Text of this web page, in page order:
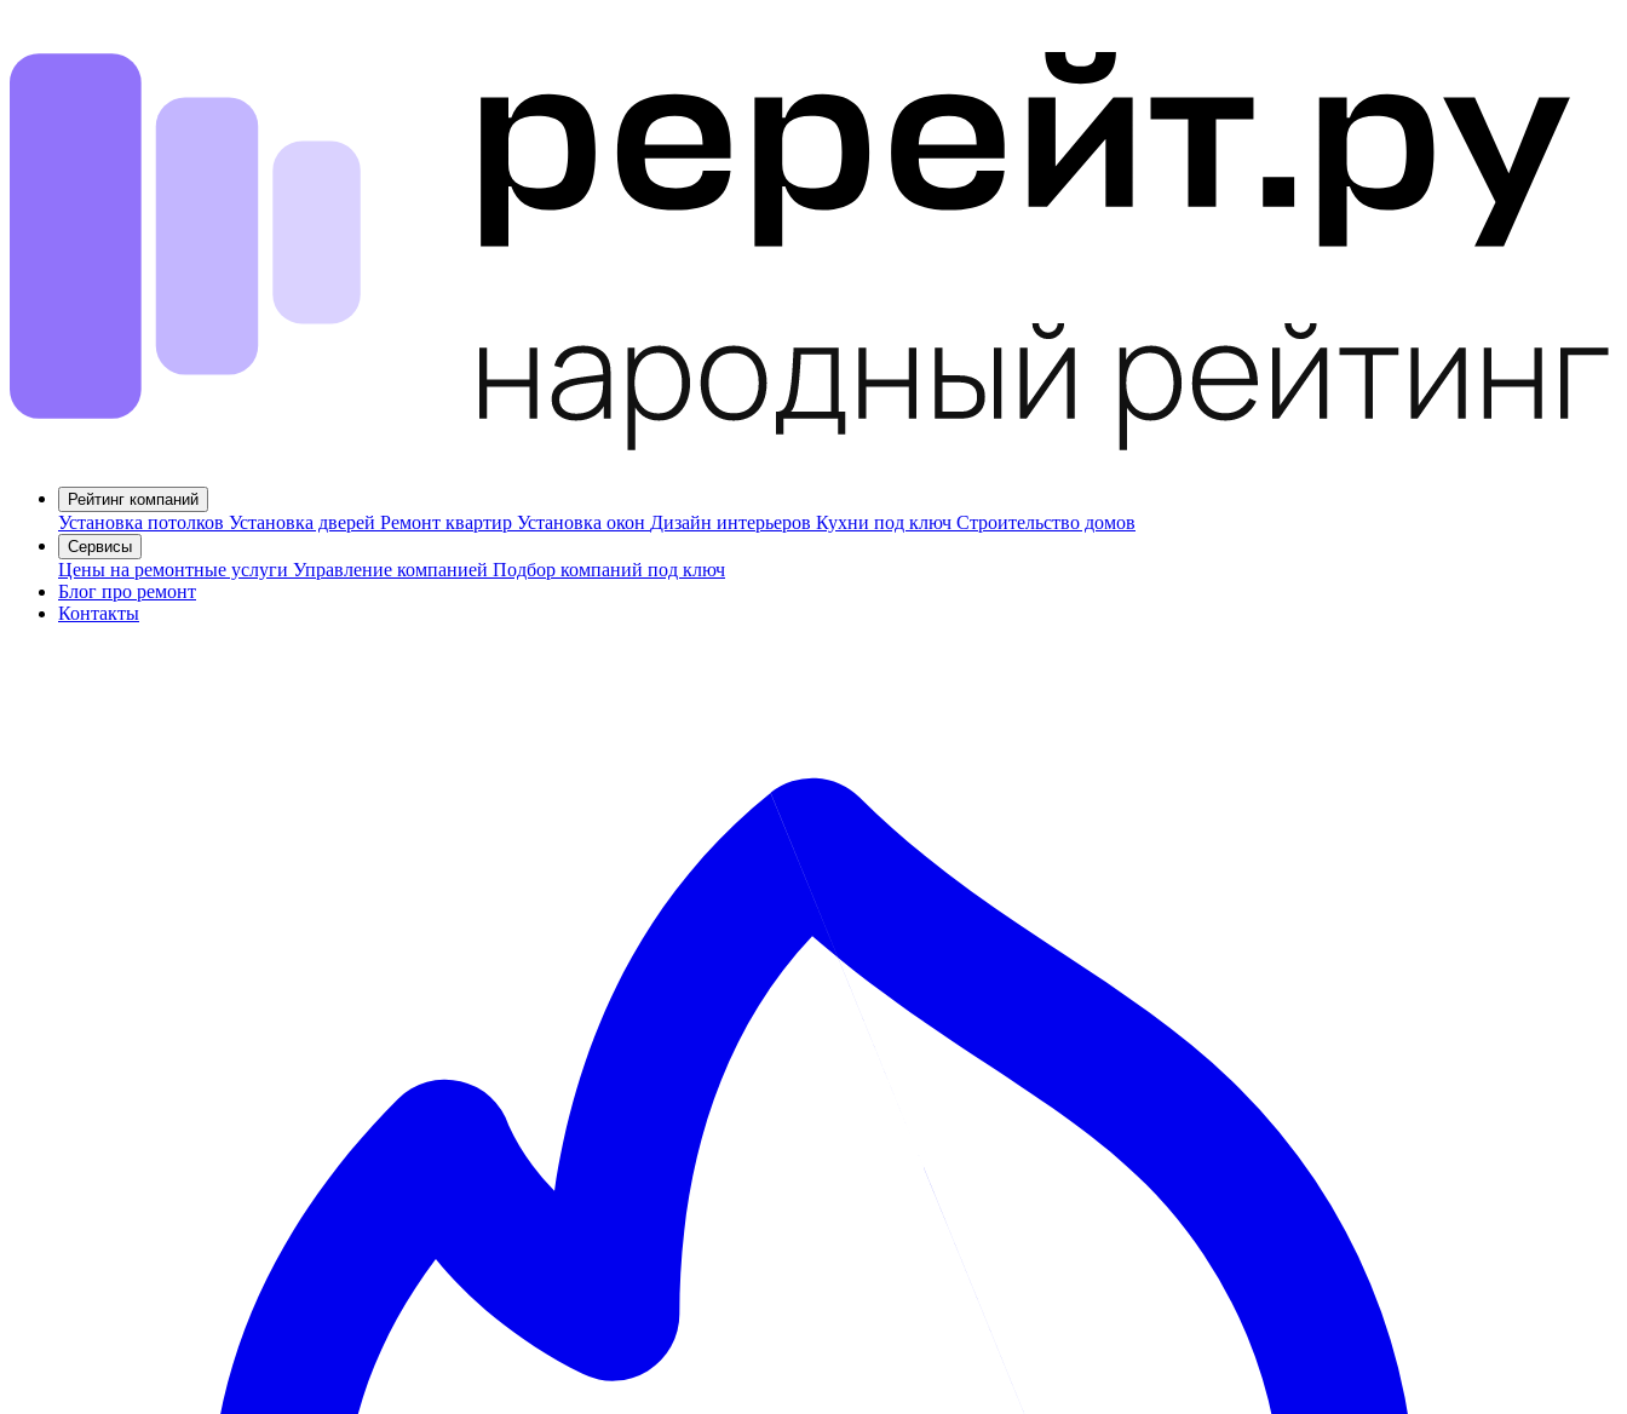
Рейтинг компаний
Установка потолков Установка дверей Ремонт квартир Установка окон Дизайн интерьеров Кухни под ключ Строительство домов
Сервисы
Цены на ремонтные услуги Управление компанией Подбор компаний под ключ
Блог про ремонт
Контакты